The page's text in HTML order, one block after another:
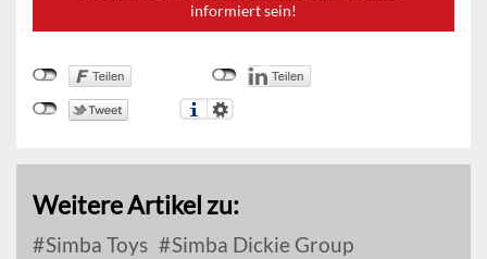
informiert sein!
Weitere Artikel zu:
Simba Toys
Simba Dickie Group